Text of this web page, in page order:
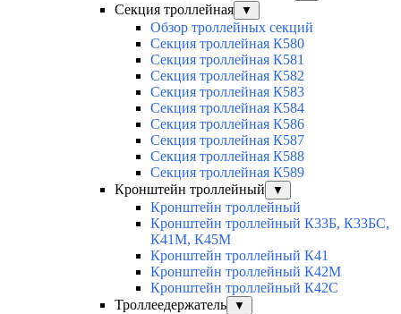
Секция троллейная ▼
Обзор троллейных секций
Секция троллейная К580
Секция троллейная К581
Секция троллейная К582
Секция троллейная К583
Секция троллейная К584
Секция троллейная К586
Секция троллейная К587
Секция троллейная К588
Секция троллейная К589
Кронштейн троллейный
▼
Кронштейн троллейный
Кронштейн троллейный К33Б, К33БС,
К41М, К45М
Кронштейн троллейный К41
Кронштейн троллейный К42М
Кронштейн троллейный К42С
Троллеедержатель
▼